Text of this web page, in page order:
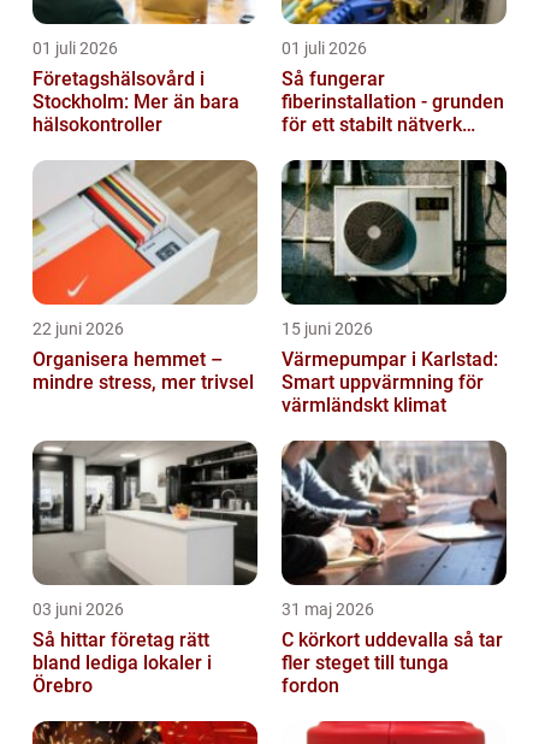
01 juli 2026
Företagshälsovård i
Stockholm: Mer än bara
hälsokontroller
01 juli 2026
Så fungerar
fiberinstallation - grunden
för ett stabilt nätverk
22 juni 2026
Organisera hemmet –
mindre stress, mer trivsel
15 juni 2026
Värmepumpar i Karlstad:
Smart uppvärmning för
värmländskt klimat
03 juni 2026
Så hittar företag rätt
bland lediga lokaler i
Örebro
31 maj 2026
C körkort uddevalla så tar
fler steget till tunga
fordon